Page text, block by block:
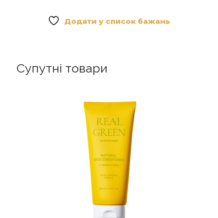
волосся
Додати у список бажань
Супутні товари